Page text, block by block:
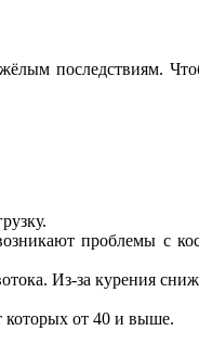
последствиям.
проблемы с
Из-за курения
которых от 40 и выше.